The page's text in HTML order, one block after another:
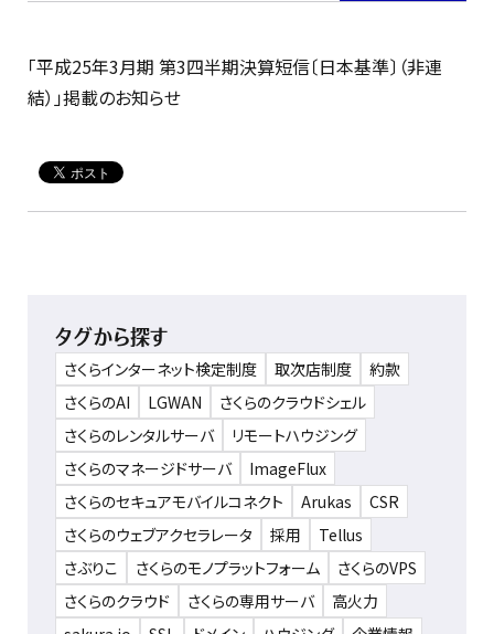
「平成25年3月期 第3四半期決算短信〔日本基準〕（非連
結）」掲載のお知らせ
タグから探す
さくらインターネット検定制度 取次店制度
約款
さくらのAI
LGWAN
さくらのクラウドシェル
さくらのレンタルサーバ
リモートハウジング
さくらのマネージドサーバ
ImageFlux
さくらのセキュアモバイルコネクト
Arukas
CSR
さくらのウェブアクセラレータ
採用
Tellus
さぶりこ
さくらのモノプラットフォーム
さくらのVPS
さくらのクラウド
さくらの専用サーバ
高火力